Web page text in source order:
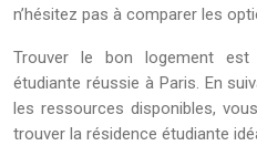
n’hésitez pas à comparer les
Trouver le bon logement est
étudiante réussie à Paris. En
les ressources disponibles,
trouver la résidence étudiante